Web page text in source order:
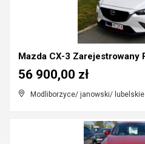
Modliborzyce/ janowski/ lubelskie
56 900,00 zł